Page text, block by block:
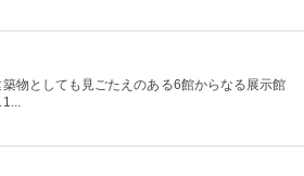
物としても見ごたえのある6館からなる展示館